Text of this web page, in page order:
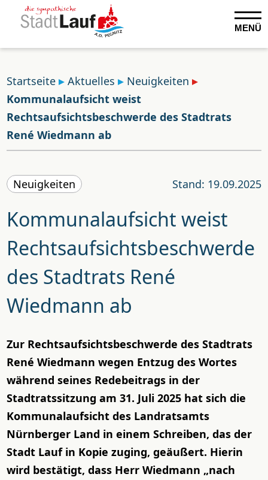
MENÜ
Startseite Aktuelles
Neuigkeiten
Kommunalaufsicht weist
Rechtsaufsichtsbeschwerde des Stadtrats
René Wiedmann ab
Stand: 19.09.2025
Neuigkeiten
Kommunalaufsicht weist
Rechtsaufsichtsbeschwerde
des Stadtrats René
Wiedmann ab
Zur Rechtsaufsichtsbeschwerde des Stadtrats
René Wiedmann wegen Entzug des Wortes
während seines Redebeitrags in der
Stadtratssitzung am 31. Juli 2025 hat sich die
Kommunalaufsicht des Landratsamts
Nürnberger Land in einem Schreiben, das der
Stadt Lauf in Kopie zuging, geäußert. Hierin
wird bestätigt, dass Herr Wiedmann „nach